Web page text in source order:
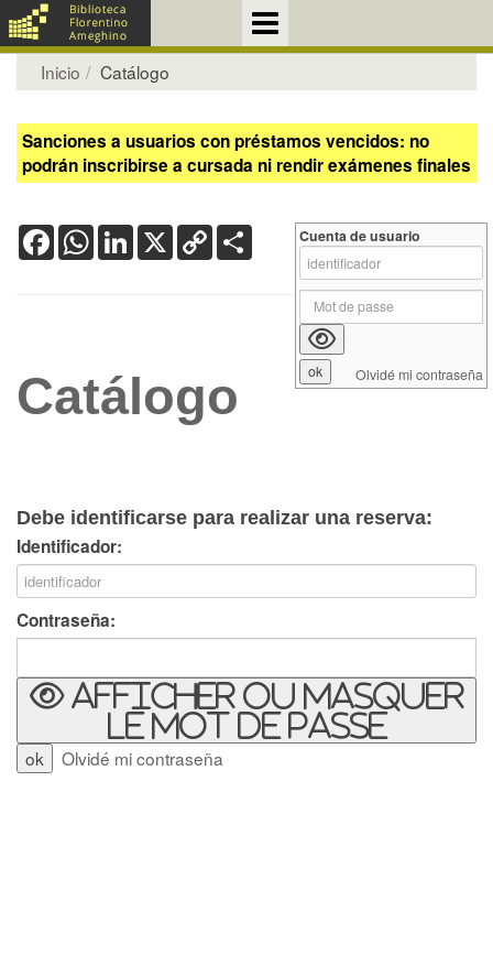
Inicio Catálogo
Sanciones a usuarios con préstamos vencidos: no
podrán inscribirse a cursada ni rendir exámenes finales
FacebookWhatsApp
LinkedIn
X Copy
Link
Catálogo
Debe identificarse para realizar una reserva:
Identificador:
Contraseña:
Afficher ou masquer
le mot de passe
Olvidé mi contraseña
Cuenta de usuario
Olvidé mi contraseña